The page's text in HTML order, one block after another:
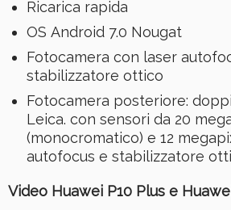
Ricarica rapida
OS Android 7.0 Nougat
Fotocamera con laser
stabilizzatore ottico
Fotocamera posteriore:
Leica. con sensori da 20
(monocromatico) e 12
autofocus e stabilizzatore
Video Huawei P10 Plus e